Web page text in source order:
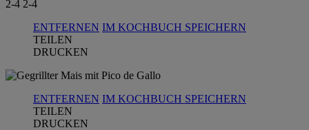
2-4 2-4
ENTFERNEN IM KOCHBUCH SPEICHERN
TEILEN
DRUCKEN
ENTFERNEN IM KOCHBUCH SPEICHERN
TEILEN
DRUCKEN